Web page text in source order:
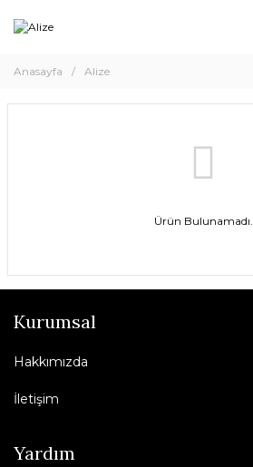
Anasayfa Alize
Ürün Bulunamadı.
Kurumsal
Hakkımızda
İletişim
Yardım